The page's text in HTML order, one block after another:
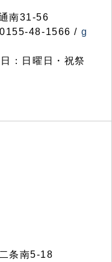
南31-56
48-1566 / g
：日曜日・祝祭
条南5-18